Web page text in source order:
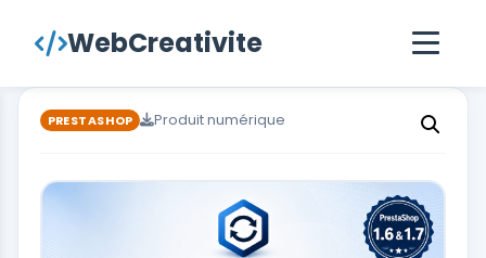
principalWebCreativite
PRESTASHOP Produit numérique